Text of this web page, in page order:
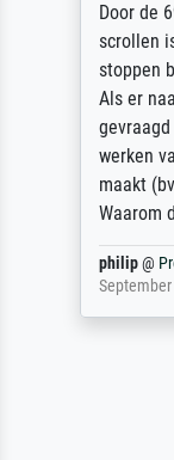
Door de
scrollen
stoppen
Als er
werken
maakt
Waarom
philip@